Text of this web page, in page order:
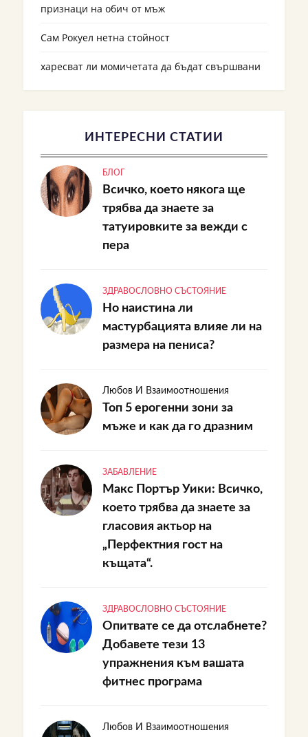
признаци на обич от мъж
Сам Рокуел нетна стойност
харесват ли момичетата да бъдат свършвани
ИНТЕРЕСНИ СТАТИИ
БЛОГ
Всичко, което някога ще
трябва да знаете за
татуировките за вежди с
пера
ЗДРАВОСЛОВНО СЪСТОЯНИЕ
Но наистина ли
мастурбацията влияе ли на
размера на пениса?
Любов И Взаимоотношения
Топ 5 ерогенни зони за
мъже и как да го дразним
ЗАБАВЛЕНИЕ
Макс Портър Уики: Всичко,
което трябва да знаете за
гласовия актьор на
„Перфектния гост на
къщата“.
ЗДРАВОСЛОВНО СЪСТОЯНИЕ
Опитвате се да отслабнете?
Добавете тези 13
упражнения към вашата
фитнес програма
Любов И Взаимоотношения